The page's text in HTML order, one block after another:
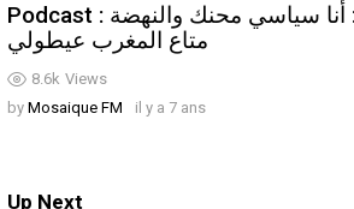
8.6k Views
Podcast : فوزي البنزرتي: أنا سياسي محنك والنهضة
متاع المغرب عيطولي
by Mosaique FM il y a 7 ans
Up Next